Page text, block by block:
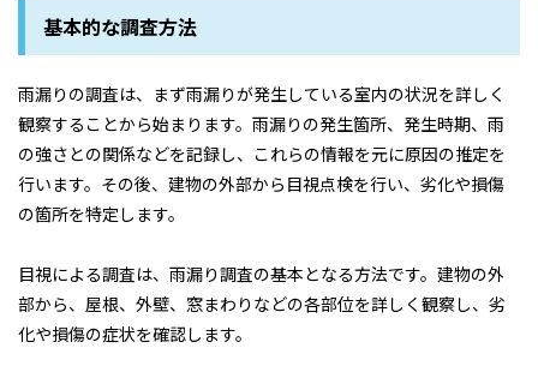
基本的な調査方法
雨漏りの調査は、まず雨漏りが発生している室内の状況を詳しく
観察することから始まります。雨漏りの発生箇所、発生時期、雨
の強さとの関係などを記録し、これらの情報を元に原因の推定を
行います。その後、建物の外部から目視点検を行い、劣化や損傷
の箇所を特定します。
目視による調査は、雨漏り調査の基本となる方法です。建物の外
部から、屋根、外壁、窓まわりなどの各部位を詳しく観察し、劣
化や損傷の症状を確認します。